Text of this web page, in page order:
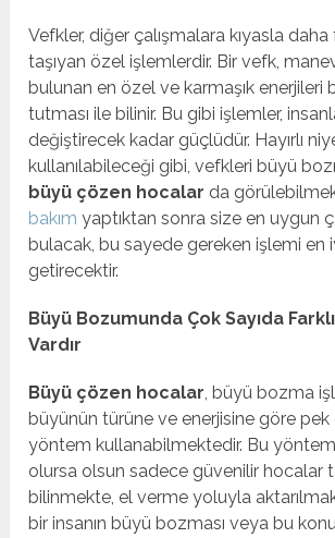
Vefkler, diğer çalışmalara kıyasla daha
taşıyan özel işlemlerdir. Bir vefk,
bulunan en özel ve karmaşık enerjileri
tutması ile bilinir. Bu gibi işlemler,
değiştirecek kadar güçlüdür. Hayırlı
kullanılabileceği gibi, vefkleri büyü
büyü çözen hocalar da
bakım yaptıktan sonra size en uygun
bulacak, bu sayede gereken işlemi en
getirecektir.
Büyü Bozumunda Çok Sayıda
Vardır
Büyü çözen hocalar, büyü bozma
büyünün türüne ve enerjisine göre pek
yöntem kullanabilmektedir. Bu
olursa olsun sadece güvenilir hocalar
bilinmekte, el verme yoluyla
bir insanın büyü bozması veya bu